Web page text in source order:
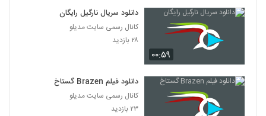
۰۰:۵۹
دانلود سریال نارگیل رایگان
کانال رسمی سایت مدیلو
۲۸ بازدید
دانلود فیلم Brazen گستاخ
کانال رسمی سایت مدیلو
۲۳ بازدید